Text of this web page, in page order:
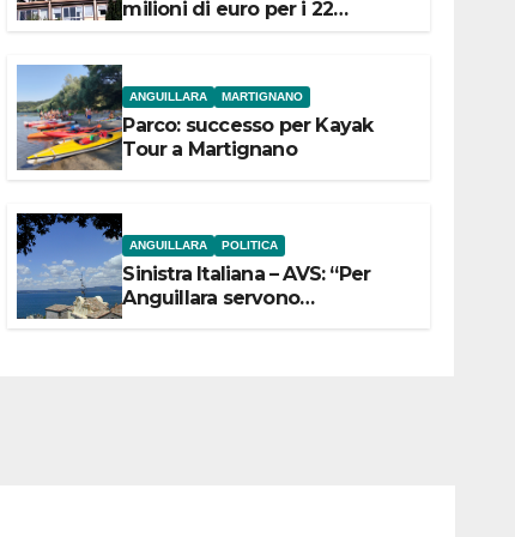
milioni di euro per i 22
ANGUILLARA MARTIGNANO
Parco: successo per Kayak
Tour a Martignano
ANGUILLARA POLITICA
Sinistra Italiana – AVS: “Per
Anguillara servono